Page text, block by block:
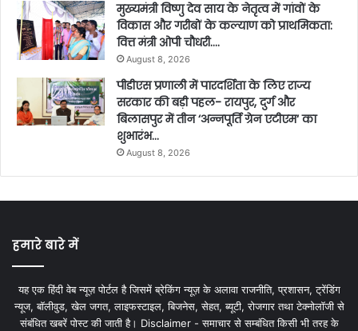
मुख्यमंत्री विष्णु देव साय के नेतृत्व में गांवों के
विकास और गरीबों के कल्याण को प्राथमिकता:
वित्त मंत्री ओपी चौधरी….
August 8, 2026
पीडीएस प्रणाली में पारदर्शिता के लिए राज्य
सरकार की बड़ी पहल- रायपुर, दुर्ग और
बिलासपुर में तीन ‘अन्नपूर्ति ग्रेन एटीएम‘ का
शुभारंभ…
August 8, 2026
हमारे बारे में
यह एक हिंदी वेब न्यूज़ पोर्टल है जिसमें ब्रेकिंग न्यूज़ के अलावा राजनीति, प्रशासन, ट्रेंडिंग
न्यूज, बॉलीवुड, खेल जगत, लाइफस्टाइल, बिजनेस, सेहत, ब्यूटी, रोजगार तथा टेक्नोलॉजी से
संबंधित खबरें पोस्ट की जाती है। Disclaimer - समाचार से सम्बंधित किसी भी तरह के